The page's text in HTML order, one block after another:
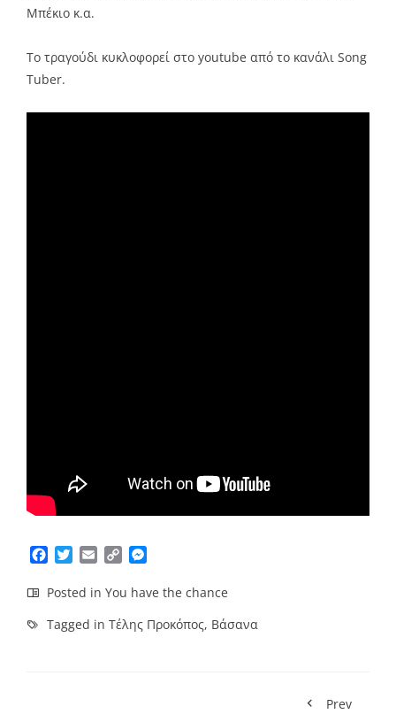
Μπέκιο κ.α.
Το τραγούδι κυκλοφορεί στο youtube από το κανάλι Song
Tuber.
Facebook
TwitterEmailCopy
Posted in You have the chance
Tagged in Τέλης Προκόπος, Βάσανα
Prev